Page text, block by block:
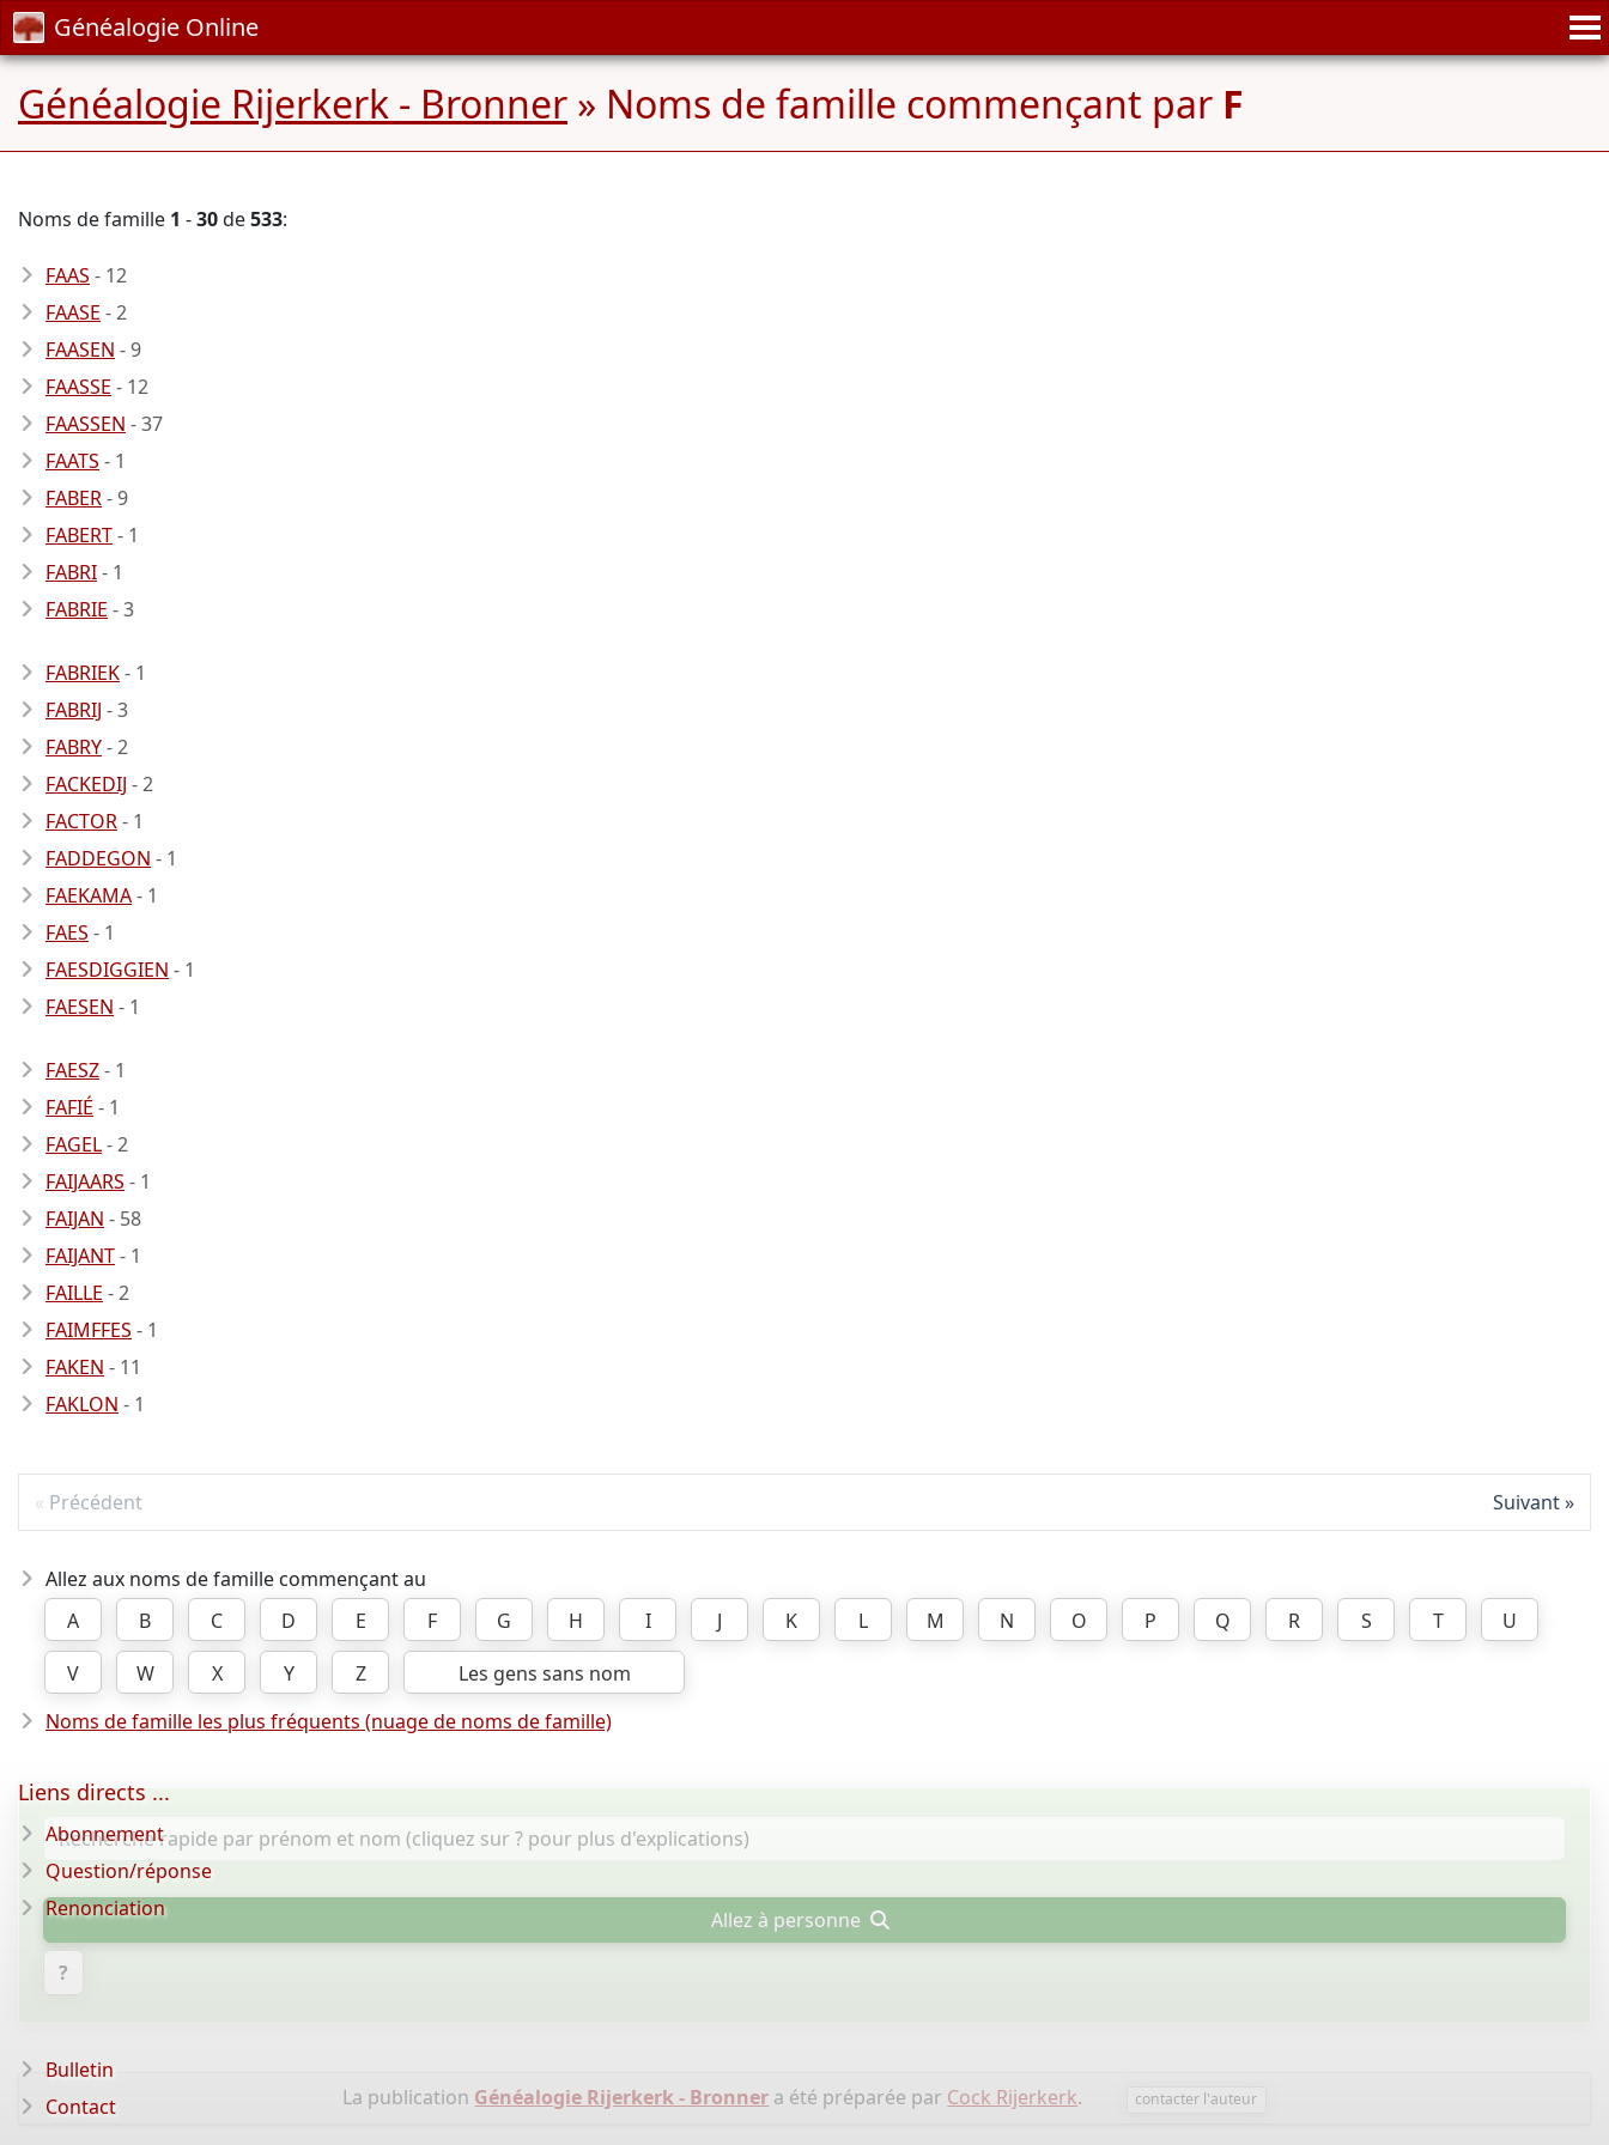
Généalogie Online
Généalogie Rijerkerk - Bronner » Noms de famille commençant par F
Noms de famille 1 -30de533:
FAAS - 12
FAASE - 2
FAASEN - 9
FAASSE - 12
FAASSEN - 37
FAATS - 1
FABER- 9
FABERT- 1
FABRI- 1
FABRIE - 3
FABRIEK- 1
FABRIJ - 3
FABRY- 2
FACKEDIJ - 2
FACTOR- 1
FADDEGON - 1
FAEKAMA- 1
FAES - 1
FAESDIGGIEN - 1
FAESEN - 1
FAESZ- 1
FAFIÉ - 1
FAGEL- 2
FAIJAARS - 1
FAIJAN - 58
FAIJANT- 1
FAILLE - 2
FAIMFFES - 1
FAKEN - 11
FAKLON - 1
Précédent Suivant
Allez aux noms de famille commençant au
A
B C D E F G H I J K L M N O P Q R S T
U
V
W X Y Z
Les gens sans nom
Noms de famille les plus fréquents (nuage de noms de famille)
Allez à personne
?
La publication Généalogie Rijerkerk - Bronner a été préparée par Cock Rijerkerk. contacter l'auteur
Liens directs ...
Abonnement
Question/réponse
Renonciation
Bulletin
Contact